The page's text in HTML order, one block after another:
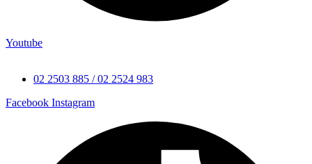
Youtube
02 2503 885 / 02 2524 983
Facebook Instagram